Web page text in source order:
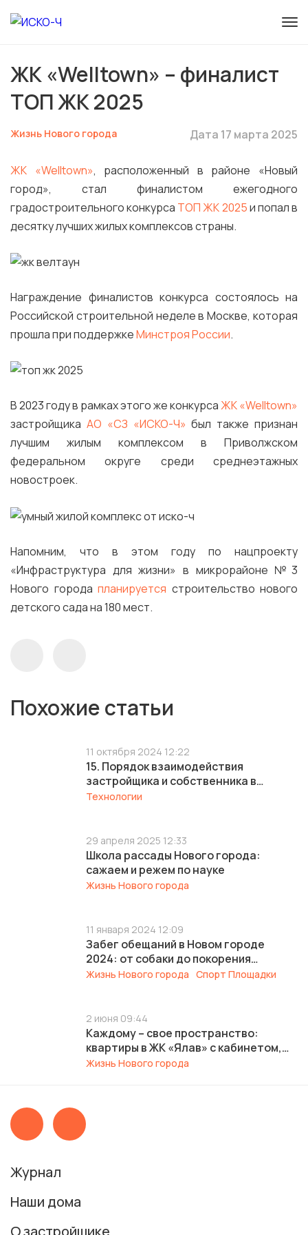
ЖК «Welltown» – финалист
ТОП ЖК 2025
Жизнь Нового города Дата 17 марта 2025
ЖК «Welltown», расположенный в районе «Новый
город», стал финалистом ежегодного
градостроительного конкурса ТОП ЖК 2025и попал в
десятку лучших жилых комплексов страны.
Награждение финалистов конкурса состоялось на
Российской строительной неделе в Москве, которая
прошла при поддержкеМинстроя России.
В 2023 году в рамках этого же конкурсаЖК «Welltown»
застройщика АО «СЗ «ИСКО-Ч» был также признан
лучшим жилым комплексом в Приволжском
федеральном округе среди среднеэтажных
новостроек.
Напомним, что в этом году по нацпроекту
«Инфраструктура для жизни» в микрорайоне №3
Нового города планируется строительство нового
детского сада на 180 мест.
Похожие статьи
11 октября 2024 12:22
15. Порядок взаимодействия
застройщика и собственника в
рамках действия гарантийного
47 корпус 3)
Технологии
29 апреля 2025 12:33
Школа рассады Нового города:
сажаем и режем по науке
Жизнь Нового города
11 января 2024 12:09
Забег обещаний в Новом городе
2024: от собаки до покорения
Эльбруса
Жизнь Нового города Спорт Площадки
2 июня 09:44
Каждому – свое пространство:
квартиры в ЖК «Ялав» с кабинетом,
детской гостиной и мастер-спальней
Жизнь Нового города
Журнал
Наши дома
О застройщике